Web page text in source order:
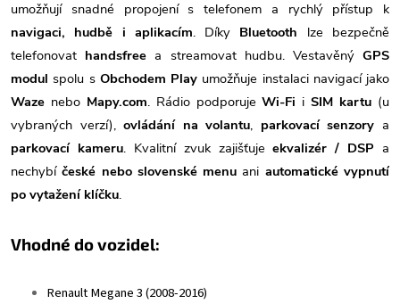
umožňují snadné propojení s telefonem a rychlý přístup k
navigaci, hudbě i aplikacím. Díky Bluetooth lze bezpečně
telefonovat handsfree a streamovat hudbu. VestavěnýGPS
modul spolu s Obchodem Play umožňuje instalaci navigací jako
Waze nebo Mapy.com. Rádio podporujeWi-Fi iSIM kartu (u
vybraných verzí),ovládání na volantu, parkovací senzory a
parkovací kameru. Kvalitní zvuk zajišťujeekvalizér / DSP a
nechybíčeské nebo slovenské menu ani automatické vypnutí
po vytažení klíčku.
Vhodné do vozidel:
Renault Megane 3 (2008-2016)